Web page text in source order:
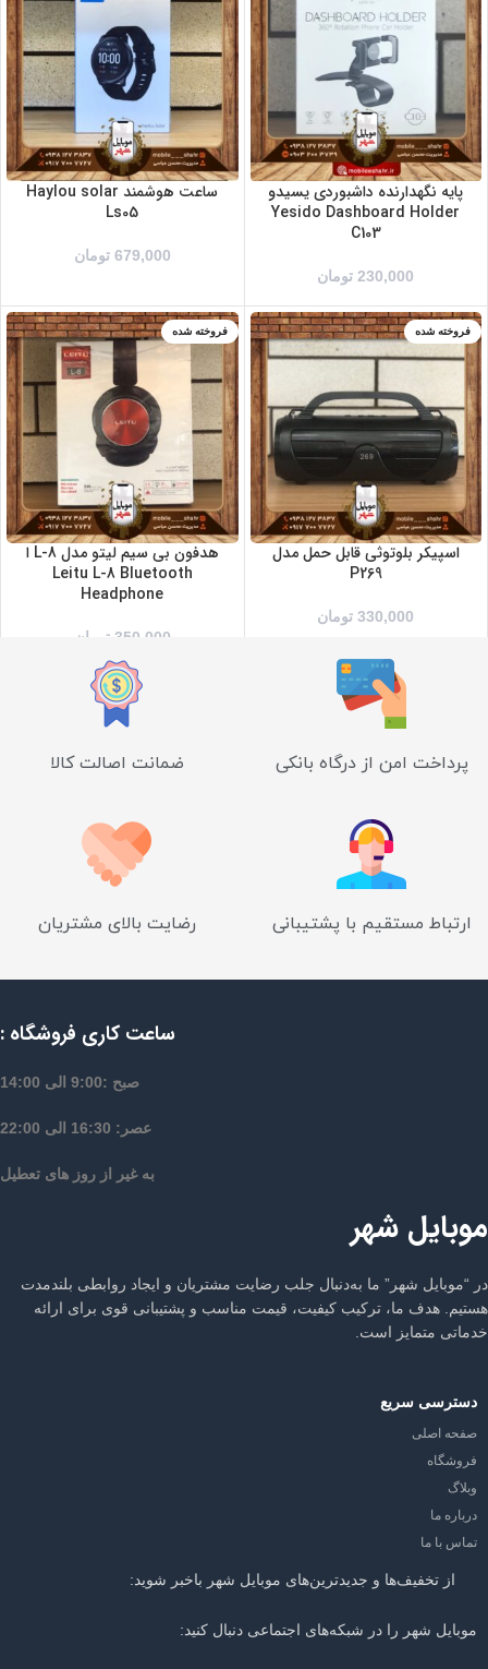
پایه نگهدارنده داشبوردی یسیدو
Yesido Dashboard Holder
C103
230,000 تومان
ساعت هوشمند Haylou solar
Ls05
679,000 تومان
فروخته شده
اسپیکر بلوتوثی قابل حمل مدل
P269
330,000 تومان
فروخته شده
هدفون بی سیم لیتو مدل L-8 ا
Leitu L-8 Bluetooth
Headphone
350,000 تومان
پرداخت امن از درگاه بانکی ضمانت اصالت کالا
ارتباط مستقیم با پشتیبانی رضایت بالای مشتریان
ساعت کاری فروشگاه :
صبح :9:00 الی 14:00
عصر: 16:30 الی 22:00
به غیر از روز های تعطیل
موبایل شهر
در “موبایل شهر” ما به‌دنبال جلب رضایت مشتریان و ایجاد روابطی بلندمدت
هستیم. هدف ما، ترکیب کیفیت، قیمت مناسب و پشتیبانی قوی برای ارائه
خدماتی متمایز است.
دسترسی سریع
صفحه اصلی
فروشگاه
وبلاگ
درباره ما
تماس با ما
از تخفیف‌ها و جدیدترین‌های موبایل شهر باخبر شوید:
موبایل شهر را در شبکه‌های اجتماعی دنبال کنید: